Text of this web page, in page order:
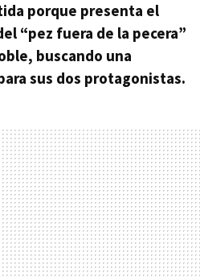
porque presenta el
“pez fuera de la pecera”
buscando una
sus dos protagonistas.